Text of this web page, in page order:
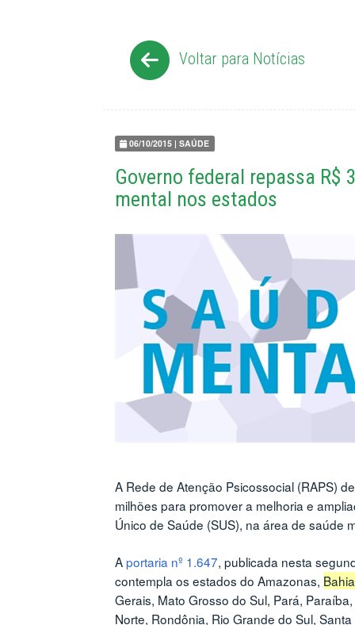
Voltar para Notícias
06/10/2015 | SAÚDE
Governo federal repassa
mental nos estados
A Rede de Atenção Psicossocial (RAPS)
milhões para promover a melhoria e
Único de Saúde (SUS), na área de saúde
Aportaria nº 1.647, publicada nesta
contempla os estados do Amazonas, Bahia
Gerais, Mato Grosso do Sul, Pará,
Norte, Rondônia, Rio Grande do Sul,